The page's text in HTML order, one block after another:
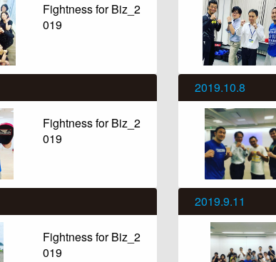
Fightness for Biz_2
019
Fightness for Biz_2
019
2019.10.8
Fightness for Biz_2
019
2019.9.11